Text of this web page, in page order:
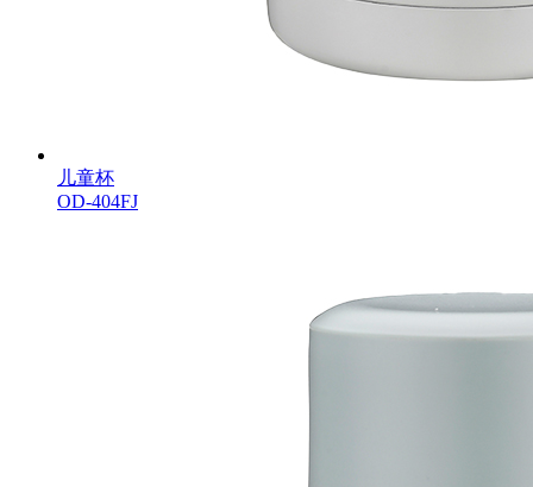
儿童杯
OD-404FJ